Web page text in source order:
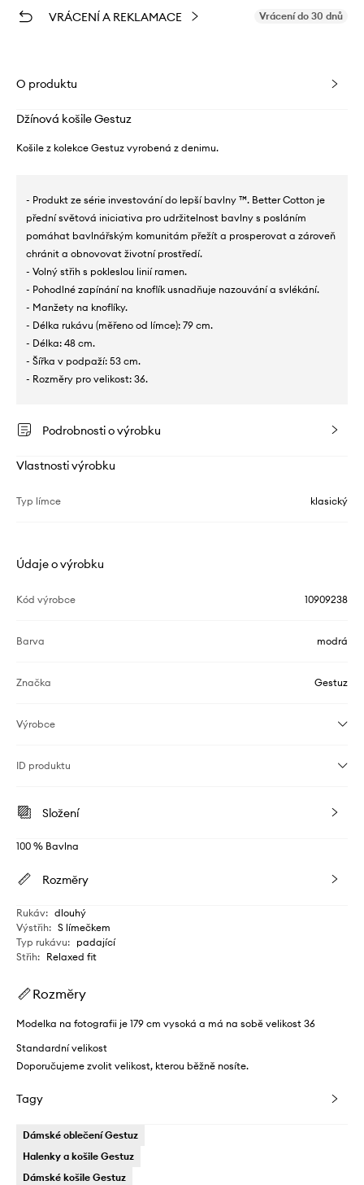
VRÁCENÍ A REKLAMACE Vrácení do 30 dnů
O produktu
Džínová košile Gestuz
Košile z kolekce Gestuz vyrobená z denimu.
- Produkt ze série investování do lepší bavlny ™. Better Cotton je
přední světová iniciativa pro udržitelnost bavlny s posláním
pomáhat bavlnářským komunitám přežít a prosperovat a zároveň
chránit a obnovovat životní prostředí.
- Volný střih s pokleslou linií ramen.
- Pohodlné zapínání na knoflík usnadňuje nazouvání a svlékání.
- Manžety na knoflíky.
- Délka rukávu (měřeno od límce): 79 cm.
- Délka: 48 cm.
- Šířka v podpaží: 53 cm.
- Rozměry pro velikost: 36.
Podrobnosti o výrobku
Vlastnosti výrobku
Typ límce klasický
Údaje o výrobku
Kód výrobce 10909238
Barva modrá
Značka Gestuz
Výrobce
ID produktu
Složení
100 % Bavlna
Rozměry
Rukáv: dlouhý
Výstřih: S límečkem
Typ rukávu: padající
Střih: Relaxed fit
Rozměry
Modelka na fotografii je 179 cm vysoká a má na sobě velikost 36
Standardní velikost
Doporučujeme zvolit velikost, kterou běžně nosíte.
Tagy
Dámské oblečení Gestuz
Halenky a košile Gestuz
Dámské košile Gestuz